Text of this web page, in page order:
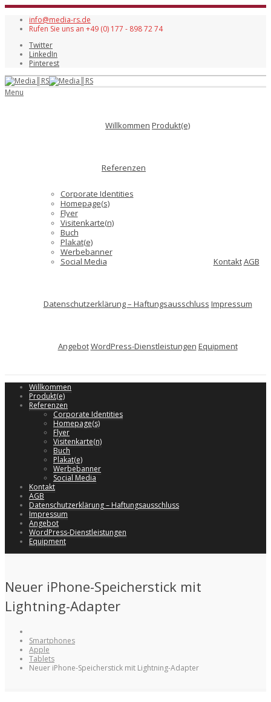
info@media-rs.de
Rufen Sie uns an +49 (0) 177 - 898 72 74
Twitter
LinkedIn
Pinterest
Menu
Willkommen Produkt(e)
Referenzen
Corporate Identities
Homepage(s)
Flyer
Visitenkarte(n)
Buch
Plakat(e)
Werbebanner
Social Media
KontaktAGB
Datenschutzerklärung – Haftungsausschluss Impressum
AngebotWordPress-Dienstleistungen Equipment
Willkommen
Produkt(e)
Referenzen
Corporate Identities
Homepage(s)
Flyer
Visitenkarte(n)
Buch
Plakat(e)
Werbebanner
Social Media
Kontakt
AGB
Datenschutzerklärung – Haftungsausschluss
Impressum
Angebot
WordPress-Dienstleistungen
Equipment
Neuer iPhone-Speicherstick mit
Lightning-Adapter
Smartphones
Apple
Tablets
Neuer iPhone-Speicherstick mit Lightning-Adapter